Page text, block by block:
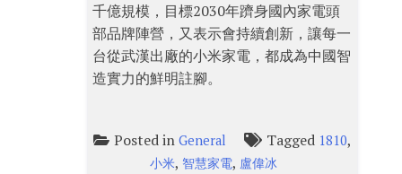
千億規模，目標2030年躋身國內家電頭
部品牌陣營，又表示會持續創新，讓每一
台從武漢出廠的小米家電，都成為中國智
造實力的鮮明註腳。
Posted inGeneral Tagged 1810,
小米, 智慧家電,盧偉冰